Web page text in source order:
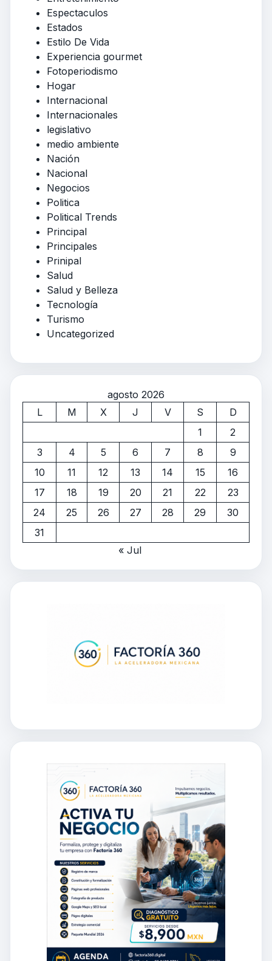
Espectaculos
Estados
Estilo De Vida
Experiencia gourmet
Fotoperiodismo
Hogar
Internacional
Internacionales
legislativo
medio ambiente
Nación
Nacional
Negocios
Politica
Political Trends
Principal
Principales
Prinipal
Salud
Salud y Belleza
Tecnología
Turismo
Uncategorized
agosto 2026
L
M X J V S
D
1
2
3
4 5 6 7 8
9
10
11 12 13 14 15
16
17
18 19 20 21 22
23
24
25 26 27 28 29
30
31
« Jul